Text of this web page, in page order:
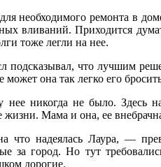
необходимого ремонта в
вливаний. Приходится
тоже легли на нее.
подсказывал, что лучшим
она так легко его
нее никогда не было. Здесь
Мама и она, ее
что надеялась Лаура, —
за город. Но тут
дорогие.